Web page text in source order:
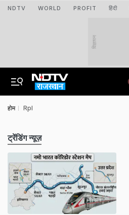
NDTV WORLD PROFIT हिंदी
विज्ञापन
होम Rpl
ट्रेंडिंग न्यूज़